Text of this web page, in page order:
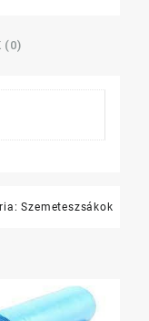
(0)
Szemeteszsákok